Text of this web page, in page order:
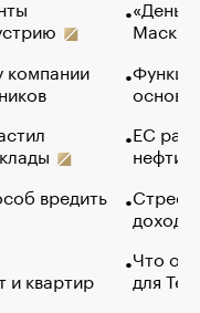
вредить
и квартир
Маск в
основ
ЕС
нефти
Что
для